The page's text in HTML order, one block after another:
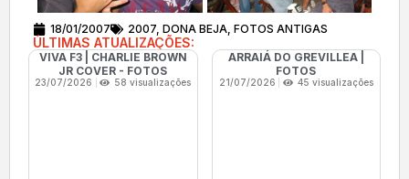
18/01/2007 2007 DONA BEJA FOTOS ANTIGAS
ÚLTIMAS ATUALIZAÇÕES:
VIVA F3 | CHARLIE BROWN
JR COVER - FOTOS
23/07/2026 58 visualizações
ARRAIÁ DO GREVILLEA |
FOTOS
21/07/2026 45 visualizações